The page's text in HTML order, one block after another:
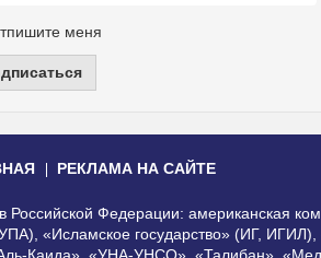
меня
РЕКЛАМА НА САЙТЕ
Российской Федерации: американская
«Исламское государство» (ИГ,
Каида», «УНА-УНСО», «Талибан»,